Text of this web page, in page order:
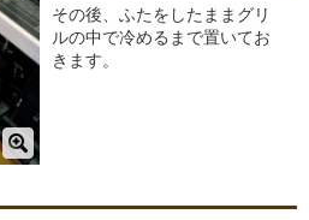
その後、ふたをしたままグリ
ルの中で冷めるまで置いてお
きます。